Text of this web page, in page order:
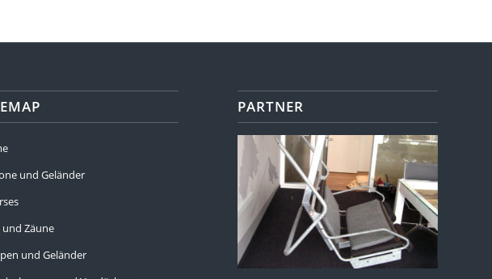
und Geländer
und Zäune
und Geländer
PARTNER